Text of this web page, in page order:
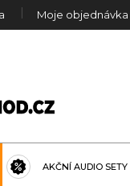
Moje objednávka
AKČNÍ AUDIO SETY